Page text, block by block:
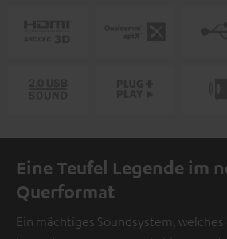
Eine Teufel Legende im
Querformat
Ein mächtiges Soundsystem, welches